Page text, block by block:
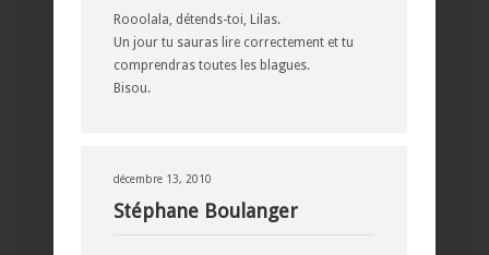
Rooolala, détends-toi, Lilas.
Un jour tu sauras lire correctement et tu
comprendras toutes les blagues.
Bisou.
décembre 13, 2010
Stéphane Boulanger